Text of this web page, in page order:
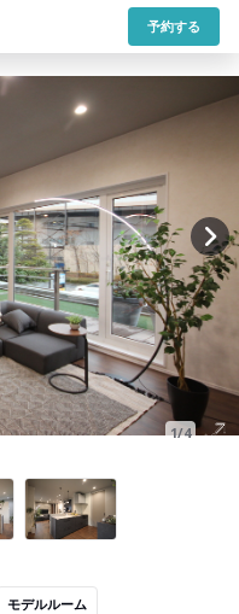
予約する
1/4
モデルルーム